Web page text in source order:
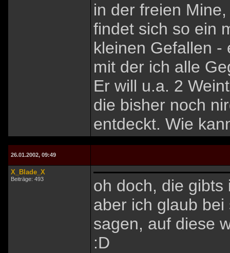
in der freien
findet sich so ein
kleinen Gefallen -
mit der ich alle
Er will u.a. 2
die bisher noch
entdeckt. Wie
26.01.2002, 09:49
X_Blade_X
Beiträge: 493
oh doch, die gibts
aber ich glaub
sagen, auf diese
:D